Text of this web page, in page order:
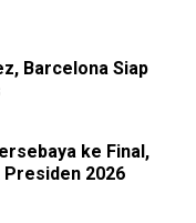
Barcelona Siap
ke Final,
2026